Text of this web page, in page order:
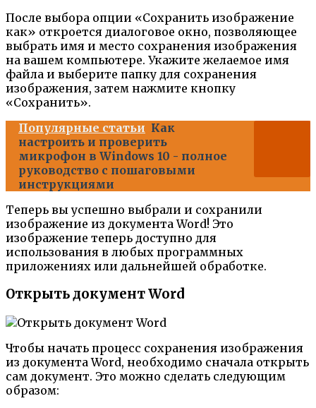
После выбора опции «Сохранить изображение
как» откроется диалоговое окно, позволяющее
выбрать имя и место сохранения изображения
на вашем компьютере. Укажите желаемое имя
файла и выберите папку для сохранения
изображения, затем нажмите кнопку
«Сохранить».
Популярные статьи Как
настроить и проверить
микрофон в Windows 10 - полное
руководство с пошаговыми
инструкциями
Теперь вы успешно выбрали и сохранили
изображение из документа Word! Это
изображение теперь доступно для
использования в любых программных
приложениях или дальнейшей обработке.
Открыть документ Word
Чтобы начать процесс сохранения изображения
из документа Word, необходимо сначала открыть
сам документ. Это можно сделать следующим
образом: